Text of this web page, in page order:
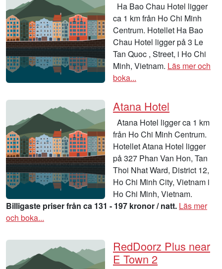
Ha Bao Chau Hotel ligger
ca 1 km från Ho Chi Minh
Centrum. Hotellet Ha Bao
Chau Hotel ligger på 3 Le
Tan Quoc , Street, i Ho Chi
Minh, Vietnam. Läs mer och
boka...
Atana Hotel
Atana Hotel ligger ca 1 km
från Ho Chi Minh Centrum.
Hotellet Atana Hotel ligger
på 327 Phan Van Hon, Tan
Thoi Nhat Ward, District 12,
Ho Chi Minh City, Vietnam i
Ho Chi Minh, Vietnam.
Billigaste priser från ca 131 - 197 kronor / natt. Läs mer
och boka...
RedDoorz Plus near
E Town 2